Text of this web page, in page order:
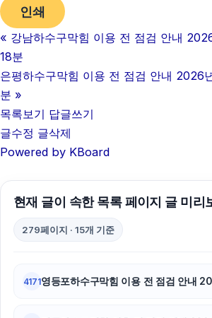
인천
서울
울산
인쇄
« 강남하수구막힘 이용 전 점검 안내
18분
은평하수구막힘 이용 전 점검 안내 2026
분 »
목록보기 답글쓰기
글수정 글삭제
Powered by KBoard
현재 글이 속한 목록 페이지 글 미리
279페이지 · 15개 기준
4171영등포하수구막힘 이용 전 점검 안내